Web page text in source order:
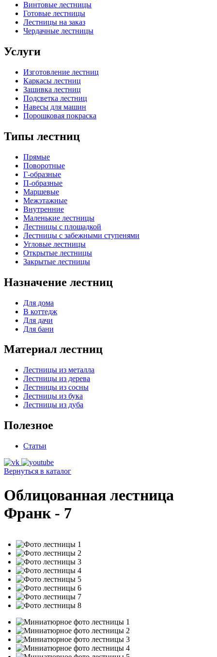
Винтовые лестницы
Готовые лестницы
Лестницы на заказ
Чердачные лестницы
Услуги
Изготовление лестниц
Каркасы лестниц
Зашивка лестниц
Подсветка лестниц
Навесы для машин
Порошковая покраска
Типы лестниц
Прямые
Поворотные
Г-образные
П-образные
Маршевые
Межэтажные
Внутренние
Маленькие лестницы
Лестницы с площадкой
Лестницы с забежными ступенями
Угловые лестницы
Открытые лестницы
Закрытые лестницы
Назначение лестниц
Для дома
В коттедж
Для дачи
Для бани
Материал лестниц
Лестницы из металла
Лестницы из дерева
Лестницы из сосны
Лестницы из бука
Лестницы из дуба
Полезное
Статьи
Вернуться в каталог
Облицованная лестница
Франк - 7